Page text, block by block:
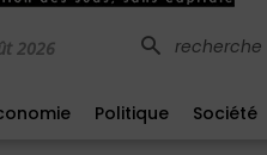
2026 recherche
Politique Société